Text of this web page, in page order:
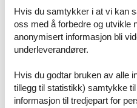
geeignet, barrierefrei und mit
Einen Parkplatz finden Sie am
Gartenmöbel und Weitsicht.
Für weitere Gäste (ein Kind) ist
als Schlafmöglichkeit
Nutzung ist ebenfalls kostenfrei.
Zur gemeinschaftlichen Nutzung
Waschmaschine, ein Trockner,
Hvis du samtykker i at vi kan
oss med å forbedre og utvikle
anonymisert informasjon bli
underleverandører.
Hvis du godtar bruken av alle
tillegg til statistikk) samtykke
informasjon til tredjepart for